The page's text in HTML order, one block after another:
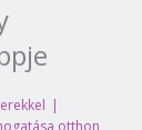
otthon